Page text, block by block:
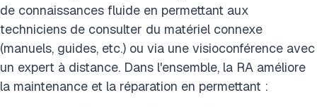
de connaissances fluide en permettant aux
techniciens de consulter du matériel connexe
(manuels, guides, etc.) ou via une visioconférence avec
un expert à distance. Dans l'ensemble, la RA améliore
la maintenance et la réparation en permettant :